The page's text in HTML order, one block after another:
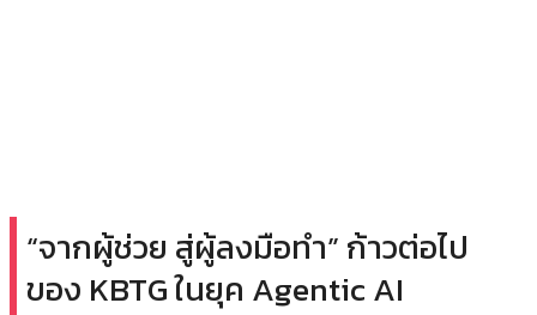
“จากผู้ช่วย สู่ผู้ลงมือทำ” ก้าวต่อไป
ของ KBTG ในยุค Agentic AI